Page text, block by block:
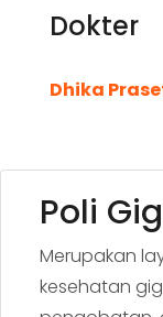
Dokter
Dhika
Poli
Merupakan
kesehatan